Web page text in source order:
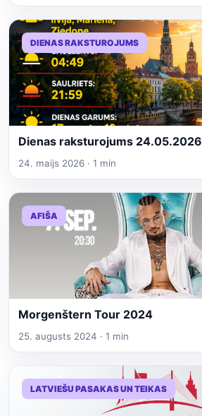
DIENAS RAKSTUROJUMS
Dienas raksturojums 24.05.2026
24. maijs 2026 · 1 min
AFIŠA
Morgenštern Tour 2024
25. augusts 2024 · 1 min
LATVIEŠU PASAKAS UN TEIKAS